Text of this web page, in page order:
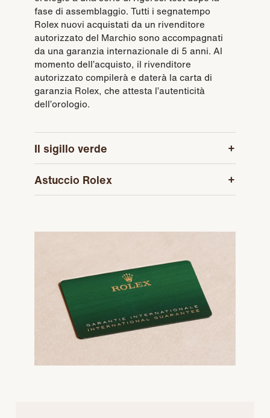
fase di assemblaggio. Tutti i segnatempo
Rolex nuovi acquistati da un rivenditore
autorizzato del Marchio sono accompagnati
da una garanzia internazionale di 5 anni. Al
momento dell’acquisto, il rivenditore
autorizzato compilerà e daterà la carta di
garanzia Rolex, che attesta l’autenticità
dell’orologio.
Il sigillo verde
Astuccio Rolex